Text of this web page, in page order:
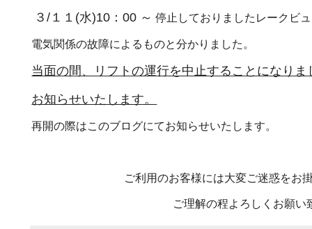
３/１１(水)10：00 ～ 停止しておりましたレークビ
電気関係の故障によるものと分かりました。
当面の間、リフトの運行を中止することになりま
お知らせいたします。
再開の際はこのブログにてお知らせいたします。
ご利用のお客様には大変ご迷惑をお
ご理解の程よろしくお願い